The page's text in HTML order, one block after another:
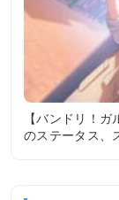
【バンドリ！
のステータス、